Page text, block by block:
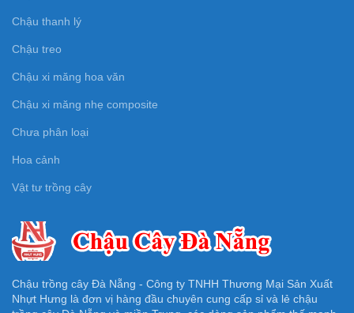
Chậu thanh lý
Chậu treo
Chậu xi măng hoa văn
Chậu xi măng nhẹ composite
Chưa phân loại
Hoa cảnh
Vật tư trồng cây
Chậu trồng cây Đà Nẵng - Công ty TNHH Thương Mại Sản Xuất
Nhựt Hưng là đơn vị hàng đầu chuyên cung cấp sỉ và lẻ chậu